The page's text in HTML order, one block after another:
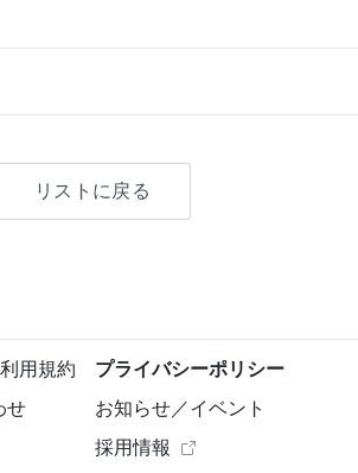
リストに戻る
用規約
プライバシーポリシー
せ
お知らせ／イベント
採用情報